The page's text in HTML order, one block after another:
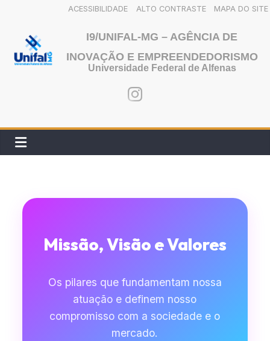
ACESSIBILIDADE ALTO CONTRASTE MAPA DO SITE
I9/UNIFAL-MG – AGÊNCIA DE
INOVAÇÃO E EMPREENDEDORISMO
Universidade Federal de Alfenas
Missão, Visão e Valores
Os pilares que fundamentam nossa
atuação e definem nosso
compromisso com a sociedade e o
mercado.